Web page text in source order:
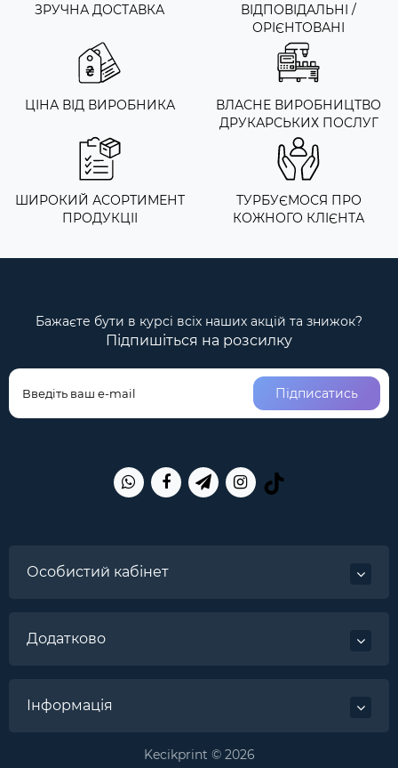
ЗРУЧНА ДОСТАВКА
ВІДПОВІДАЛЬНІ /
ОРІЄНТОВАНІ
ЦІНА ВІД ВИРОБНИКА
ВЛАСНЕ ВИРОБНИЦТВО
ДРУКАРСЬКИХ ПОСЛУГ
ШИРОКИЙ АСОРТИМЕНТ
ПРОДУКЦІІ
ТУРБУЄМОСЯ ПРО
КОЖНОГО КЛІЄНТА
Бажаєте бути в курсі всіх наших акцій та знижок?
Підпишіться на розсилку
Підписатись
Особистий кабінет
Додатково
Інформація
Kecikprint © 2026